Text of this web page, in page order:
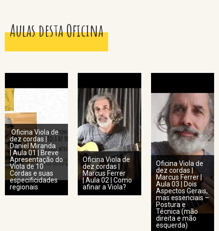
Aulas desta Oficina
Oficina Viola de
dez cordas |
Daniel Miranda
| Aula 01 | Breve
Apresentação do
Viola de 10
Cordas e suas
especificidades
regionais
Oficina Viola de
dez cordas |
Marcus Ferrer
| Aula 02 | Como
afinar a Viola?
Oficina Viola de
dez cordas |
Marcus Ferrer |
Aula 03 | Dois
Aspectos Gerais,
mas essenciais –
Postura e
Técnica (mão
direita e mão
esquerda)